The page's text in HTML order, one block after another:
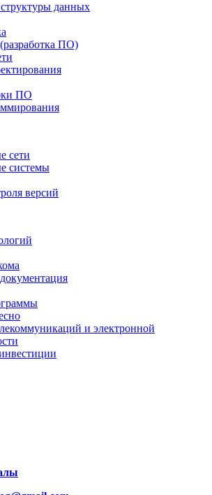
данных
ПО)
ПО
сети
системы
версий
и электронной